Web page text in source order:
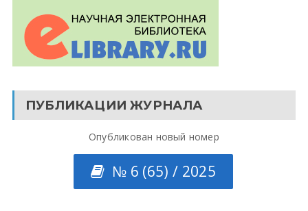
ПУБЛИКАЦИИ ЖУРНАЛА
Опубликован новый номер
№ 6 (65) / 2025